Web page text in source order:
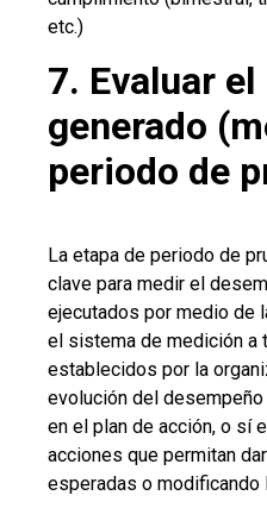
etc.)
7. Evaluar
generado
periodo de
La etapa de periodo de
clave para medir el
ejecutados por medio de
el sistema de medición a
establecidos por la
evolución del
en el plan de acción, o sí
acciones que permitan
esperadas o modificando